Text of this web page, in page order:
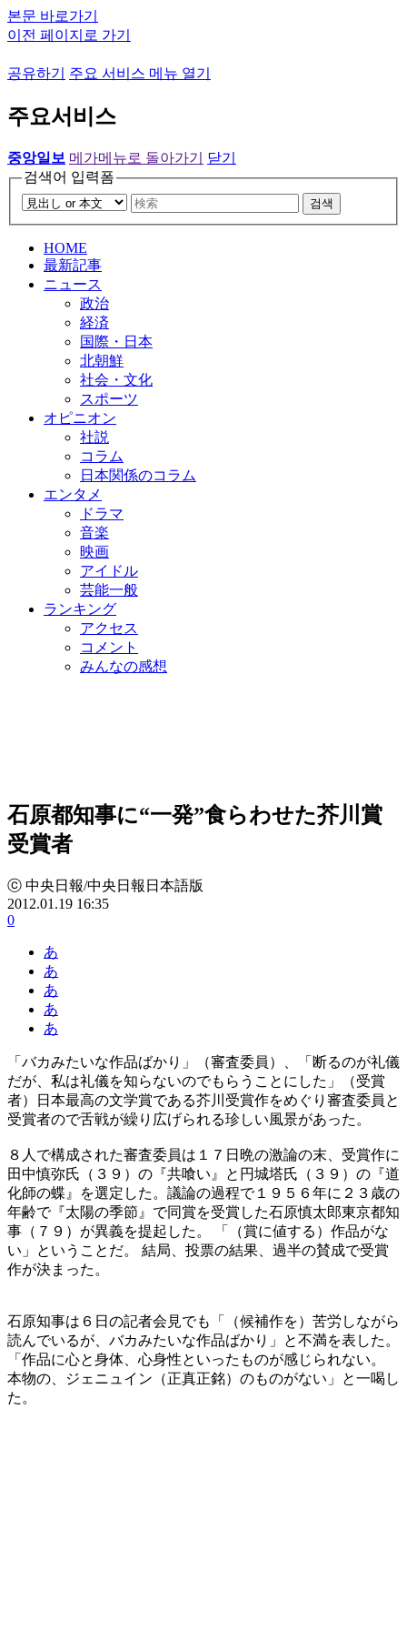
본문 바로가기
이전 페이지로 가기
공유하기 주요 서비스 메뉴 열기
주요서비스
중앙일보 메가메뉴로 돌아가기
닫기
검색어 입력폼
검색
HOME
最新記事
ニュース
政治
経済
国際・日本
北朝鮮
社会・文化
スポーツ
オピニオン
社説
コラム
日本関係のコラム
エンタメ
ドラマ
音楽
映画
アイドル
芸能一般
ランキング
アクセス
コメント
みんなの感想
石原都知事に“一発”食らわせた芥川賞
受賞者
ⓒ 中央日報/中央日報日本語版
2012.01.19 16:35
0
あ
あ
あ
あ
あ
「バカみたいな作品ばかり」（審査委員）、「断るのが礼儀
だが、私は礼儀を知らないのでもらうことにした」（受賞
者）日本最高の文学賞である芥川受賞作をめぐり審査委員と
受賞者ので舌戦が繰り広げられる珍しい風景があった。
８人で構成された審査委員は１７日晩の激論の末、受賞作に
田中慎弥氏（３９）の『共喰い』と円城塔氏（３９）の『道
化師の蝶』を選定した。議論の過程で１９５６年に２３歳の
年齢で『太陽の季節』で同賞を受賞した石原慎太郎東京都知
事（７９）が異義を提起した。 「（賞に値する）作品がな
い」ということだ。 結局、投票の結果、過半の賛成で受賞
作が決まった。
石原知事は６日の記者会見でも「（候補作を）苦労しながら
読んでいるが、バカみたいな作品ばかり」と不満を表した。
「作品に心と身体、心身性といったものが感じられない。
本物の、ジェニュイン（正真正銘）のものがない」と一喝し
た。